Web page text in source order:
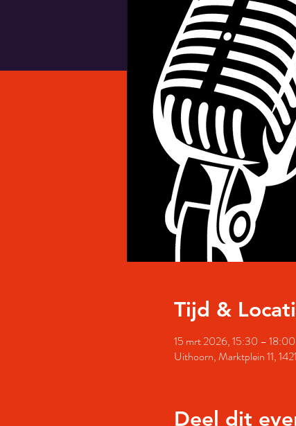
Tijd &
15 mrt 2026, 15:30 – 18:00
Uithoorn, Marktplein 11,
Deel dit